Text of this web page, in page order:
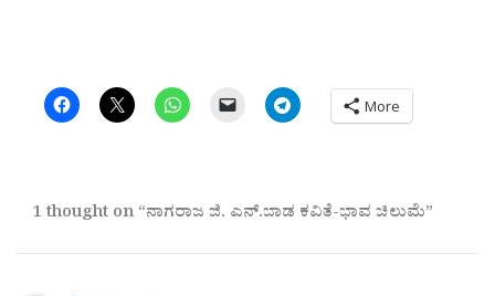
More
1 thought on “ನಾಗರಾಜ ಜಿ. ಎನ್.ಬಾಡ ಕವಿತೆ-ಭಾವ ಚಿಲುಮೆ”